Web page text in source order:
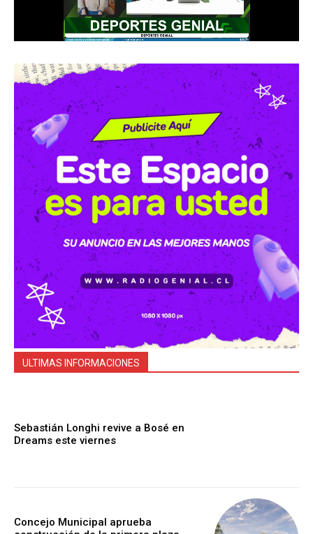
ULTIMAS INFORMACIONES
Sebastián Longhi revive a Bosé en
Dreams este viernes
Concejo Municipal aprueba